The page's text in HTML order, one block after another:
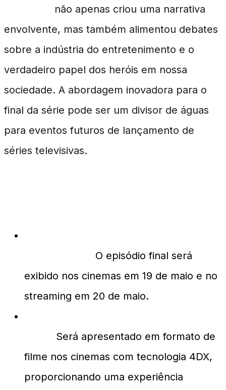
não apenas criou uma narrativa
envolvente, mas também alimentou debates
sobre a indústria do entretenimento e o
verdadeiro papel dos heróis em nossa
sociedade. A abordagem inovadora para o
final da série pode ser um divisor de águas
para eventos futuros de lançamento de
séries televisivas.
O episódio final será
exibido nos cinemas em 19 de maio e no
streaming em 20 de maio.
Será apresentado em formato de
filme nos cinemas com tecnologia 4DX,
proporcionando uma experiência